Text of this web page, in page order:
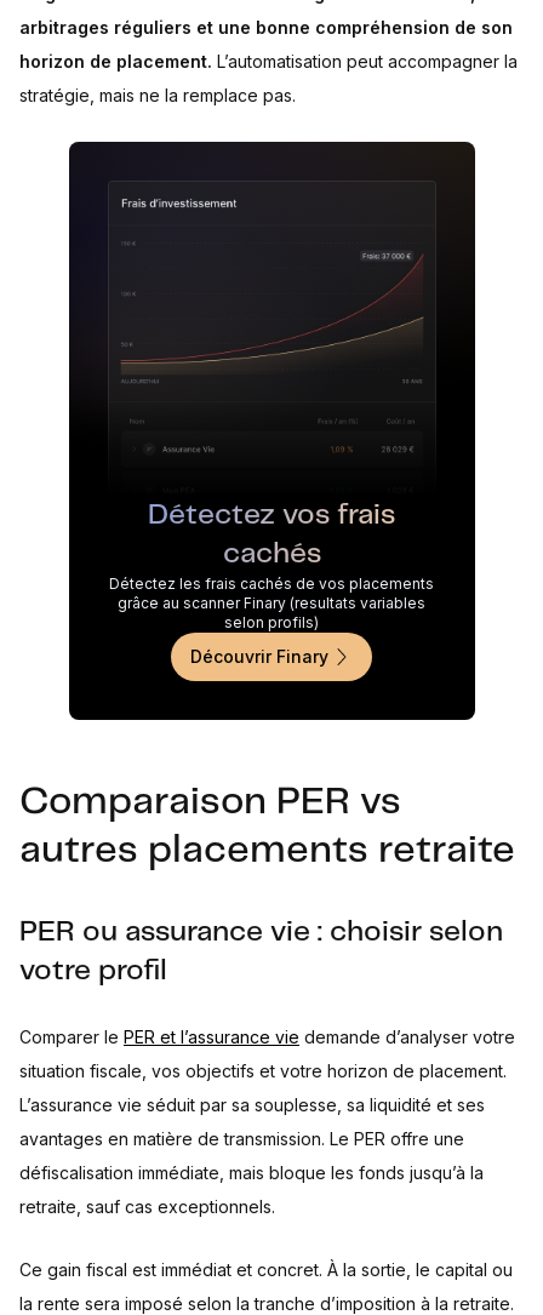
arbitrages réguliers et une bonne compréhension de son
horizon de placement. L’automatisation peut accompagner la
stratégie, mais ne la remplace pas.
Détectez vos frais
cachés
Détectez les frais cachés de vos placements
grâce au scanner Finary (resultats variables
selon profils)
Découvrir Finary
Comparaison PER vs
autres placements retraite
PER ou assurance vie : choisir selon
votre profil
Comparer le PER et l’assurance vie demande d’analyser votre
situation fiscale, vos objectifs et votre horizon de placement.
L’assurance vie séduit par sa souplesse, sa liquidité et ses
avantages en matière de transmission. Le PER offre une
défiscalisation immédiate, mais bloque les fonds jusqu’à la
retraite, sauf cas exceptionnels.
Ce gain fiscal est immédiat et concret. À la sortie, le capital ou
la rente sera imposé selon la tranche d’imposition à la retraite.